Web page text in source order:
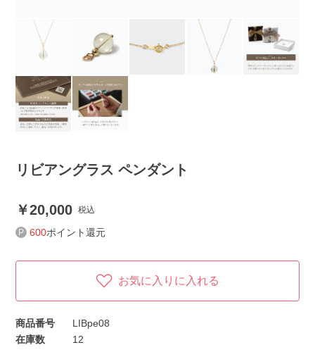
リビアングラス ペンダント
20,000 税込
600ポイント還元
お気に入りに入れる
商品番号
LIBpe08
在庫数
12